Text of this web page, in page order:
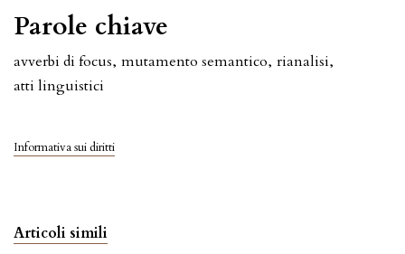
Parole chiave
avverbi di focus, mutamento semantico, rianalisi,
atti linguistici
Informativa sui diritti
Articoli simili